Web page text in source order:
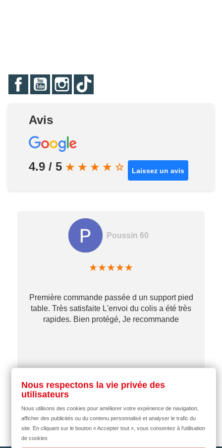
FacebookYouTubeInstagram
Avis
4.9 / 5 ★ ★ ★ ★ ☆ Laissez un avis
Poussin 60
★★★★★
Première commande passée d un support pied
table. Très satisfaite L'envoi du colis a été très
rapides. Bien protégé, Je recommande
Nous respectons la vie privée des
utilisateurs
Nous utilisons des cookies pour améliorer votre expérience de navigation,
afficher des publicités ou du contenu personnalisé et analyser le trafic du
site. En cliquant sur le bouton « Accepter tout », vous consentez à l'utilisation
de cookies